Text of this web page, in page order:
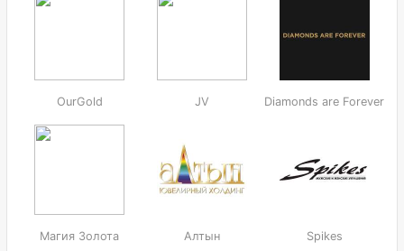
OurGold JV Diamonds are Forever
Магия Золота Алтын Spikes